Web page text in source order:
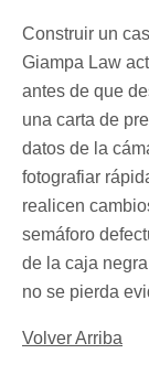
Construir un
Giampa Law
antes de que
una carta de
datos de la
fotografiar
realicen
semáforo
de la caja
no se pierda
Volver Arriba